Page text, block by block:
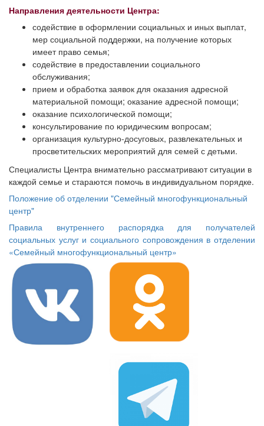
Направления деятельности Центра:
содействие в оформлении социальных и иных выплат,
мер социальной поддержки, на получение которых
имеет право семья;
содействие в предоставлении социального
обслуживания;
прием и обработка заявок для оказания адресной
материальной помощи; оказание адресной помощи;
оказание психологической помощи;
консультирование по юридическим вопросам;
организация культурно-досуговых, развлекательных и
просветительских мероприятий для семей с детьми.
Специалисты Центра внимательно рассматривают ситуации в
каждой семье и стараются помочь в индивидуальном порядке.
Положение об отделении "Семейный многофункциональный
центр"
Правила внутреннего распорядка для получателей
социальных услуг и социального сопровождения в отделении
«Семейный многофункциональный центр»